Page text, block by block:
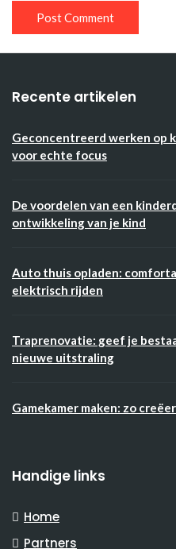
Recente artikelen
Geconcentreerd werken op
voor echte focus
De voordelen van een
ontwikkeling van je kind
Auto thuis opladen:
elektrisch rijden
Traprenovatie: geef je
nieuwe uitstraling
Gamekamer maken: zo
Handige links
Home
Partners